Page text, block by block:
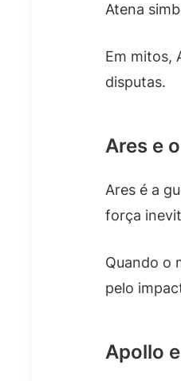
Atena
Em mitos,
disputas.
Ares e
Ares é a
força
Quando o
pelo
Apollo